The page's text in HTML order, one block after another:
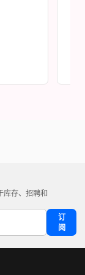
存、招聘和
订
阅